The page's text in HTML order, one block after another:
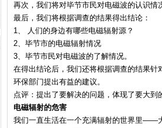
再次，我们将对毕节市民对电磁波的认识情
最后，我们将根据调查的结果得出结论：
1、 人们的身边有哪些电磁辐射源？
2、毕节市的电磁辐射情况
3、毕节市民对电磁波的了解情况。
在得出结论后，我们还将根据调查的结果
环保部门提出有益的建议。
点评：提出了要解决的问题，体现了要大到
电磁辐射的危害
我们一直生活在一个充满辐射的世界里——